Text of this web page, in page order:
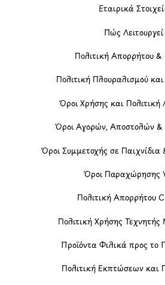
Εταιρικά
Πώς Λειτουργεί
Πολιτική Απορρήτου &
Πολιτική Πλουραλισμού
Όροι Χρήσης και Πολιτική
Όροι Αγορών, Αποστολών &
Όροι Συμμετοχής σε Παιχνίδια
Όροι Παραχώρησης
Πολιτική Απορρήτου
Πολιτική Χρήσης
Προϊόντα Φιλικά προς το
Πολιτική Εκπτώσεων και